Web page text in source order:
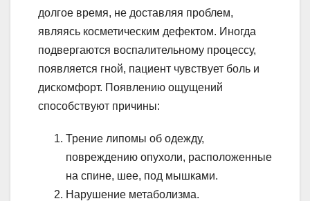
долгое время, не доставляя проблем,
являясь косметическим дефектом. Иногда
подвергаются воспалительному процессу,
появляется гной, пациент чувствует боль и
дискомфорт. Появлению ощущений
способствуют причины:
Трение липомы об одежду,
повреждению опухоли, расположенные
на спине, шее, под мышками.
Нарушение метаболизма.